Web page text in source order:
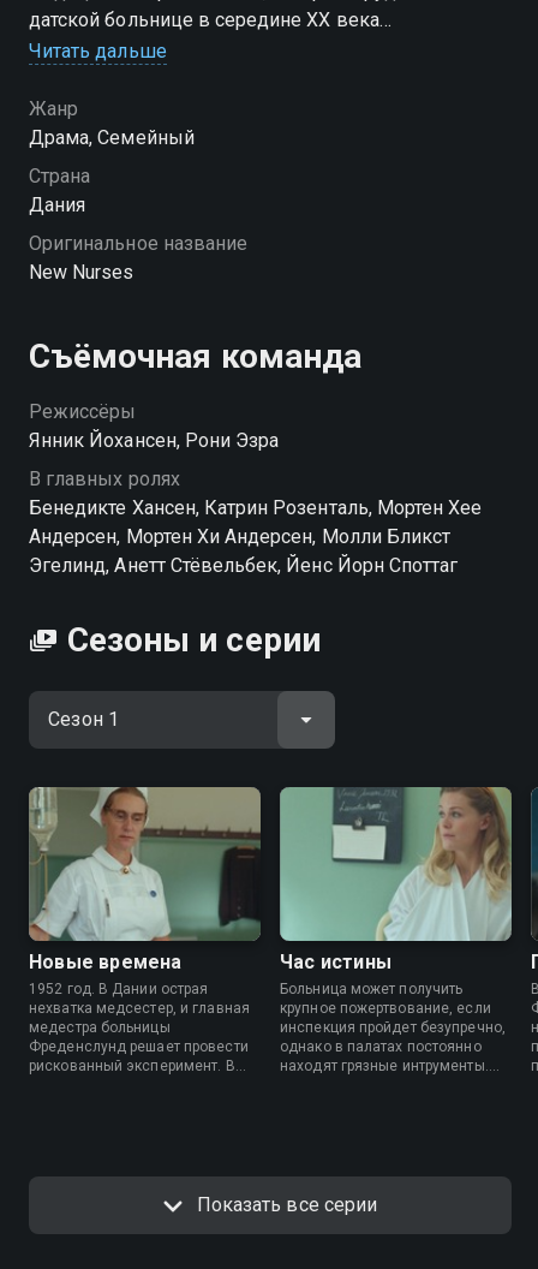
датской больнице в середине XX века
медсестер вы можете совершенно бесплатно в
хорошем HD качестве на Смотрёшке
Читать дальше
Жанр
Драма, Семейный
Страна
Дания
Оригинальное название
New Nurses
Съёмочная команда
Режиссёры
Янник Йохансен, Рони Эзра
В главных ролях
Бенедикте Хансен, Катрин Розенталь, Мортен Хее
Андерсен, Мортен Хи Андерсен, Молли Бликст
Эгелинд, Анетт Стёвельбек, Йенс Йорн Споттаг
Сезоны и серии
Новые времена
1952 год. В Дании острая
нехватка медсестер, и главная
медестра больницы
Фреденслунд решает провести
рискованный эксперимент. В
Час истины
Больница может получить
крупное пожертвование, если
инспекция пройдет безупречно,
однако в палатах постоянно
находят грязные интрументы.
Показать все серии